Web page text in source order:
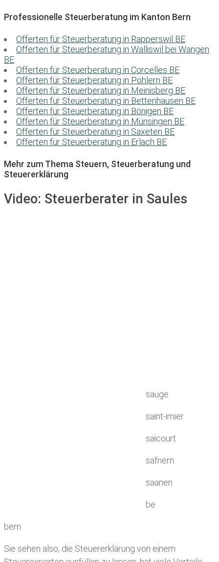
Professionelle Steuerberatung im Kanton Bern
Offerten für Steuerberatung in Rapperswil BE
Offerten für Steuerberatung in Walliswil bei Wangen
BE
Offerten für Steuerberatung in Corcelles BE
Offerten für Steuerberatung in Pohlern BE
Offerten für Steuerberatung in Meinisberg BE
Offerten für Steuerberatung in Bettenhausen BE
Offerten für Steuerberatung in Bönigen BE
Offerten für Steuerberatung in Münsingen BE
Offerten für Steuerberatung in Saxeten BE
Offerten für Steuerberatung in Erlach BE
Mehr zum Thema Steuern, Steuerberatung und
Steuererklärung
Video: Steuerberater in Saules
sauge
saint-imier
saicourt
safnern
saanen
be
bern
Sie sehen also, die Steuererklärung von einem